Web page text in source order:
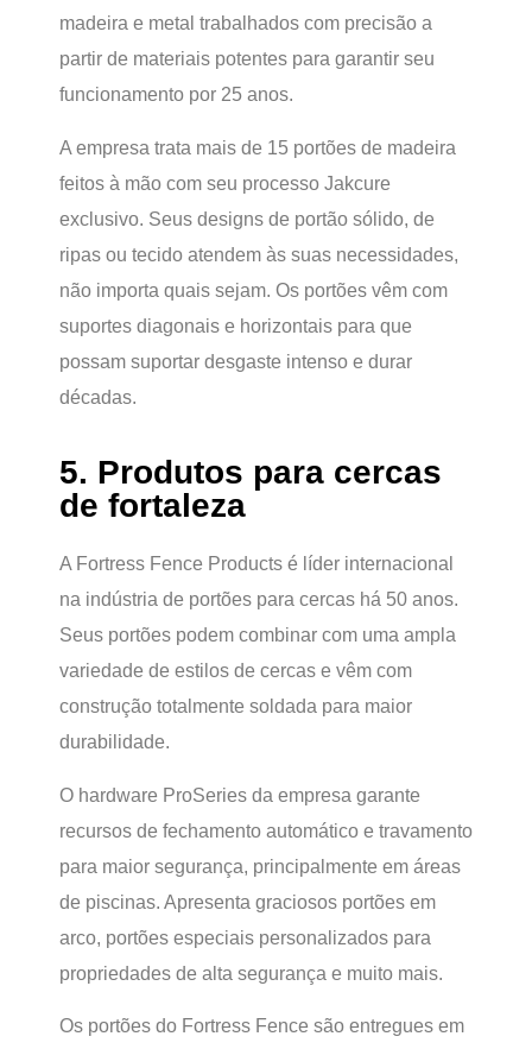
madeira e metal trabalhados com precisão a
partir de materiais potentes para garantir seu
funcionamento por 25 anos.
A empresa trata mais de 15 portões de madeira
feitos à mão com seu processo Jakcure
exclusivo. Seus designs de portão sólido, de
ripas ou tecido atendem às suas necessidades,
não importa quais sejam. Os portões vêm com
suportes diagonais e horizontais para que
possam suportar desgaste intenso e durar
décadas.
5. Produtos para cercas
de fortaleza
A Fortress Fence Products é líder internacional
na indústria de portões para cercas há 50 anos.
Seus portões podem combinar com uma ampla
variedade de estilos de cercas e vêm com
construção totalmente soldada para maior
durabilidade.
O hardware ProSeries da empresa garante
recursos de fechamento automático e travamento
para maior segurança, principalmente em áreas
de piscinas. Apresenta graciosos portões em
arco, portões especiais personalizados para
propriedades de alta segurança e muito mais.
Os portões do Fortress Fence são entregues em